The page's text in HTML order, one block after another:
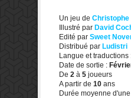
Un jeu de Christophe
Illustré par David
Edité par Sweet
Distribué par Ludistri
Langue et traductions
Date de sortie :
De 2 à 5 joueurs
A partir de 10 ans
Durée moyenne